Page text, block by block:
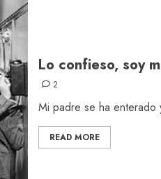
Lo confieso, soy
2
Mi padre se ha
READ MORE